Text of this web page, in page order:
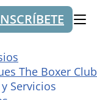
The Boxer Club
Servicios